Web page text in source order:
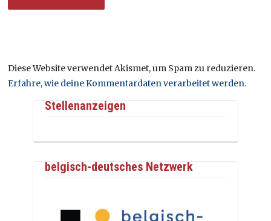
Diese Website verwendet Akismet, um Spam zu reduzieren.
Erfahre, wie deine Kommentardaten verarbeitet werden.
Stellenanzeigen
belgisch-deutsches Netzwerk